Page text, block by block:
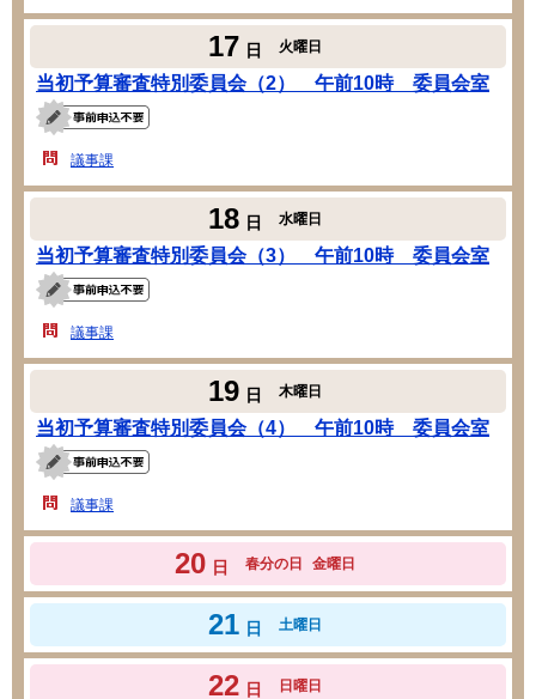
17 日 火曜日
当初予算審査特別委員会（2） 午前10時 委員会室
議事課
18 日 水曜日
当初予算審査特別委員会（3） 午前10時 委員会室
議事課
19 日 木曜日
当初予算審査特別委員会（4） 午前10時 委員会室
議事課
20 日 春分の日 金曜日
21 日 土曜日
22 日 日曜日